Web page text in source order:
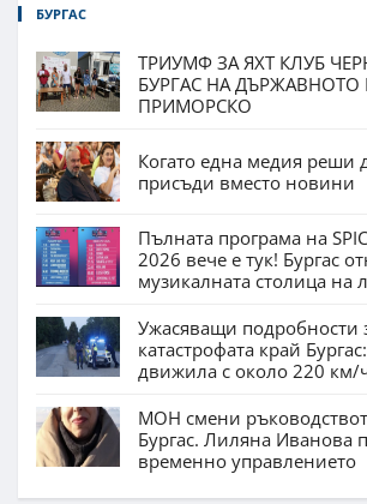
БУРГАС
ТРИУМФ ЗА ЯХТ КЛУБ
БУРГАС НА ДЪРЖАВНОТО
ПРИМОРСКО
Когато една медия реши
присъди вместо новини
Пълната програма на
2026 вече е тук! Бургас
музикалната столица на
Ужасяващи подробности
катастрофата край
движила с около 220 км/
МОН смени
Бургас. Лиляна Иванова
временно управлението